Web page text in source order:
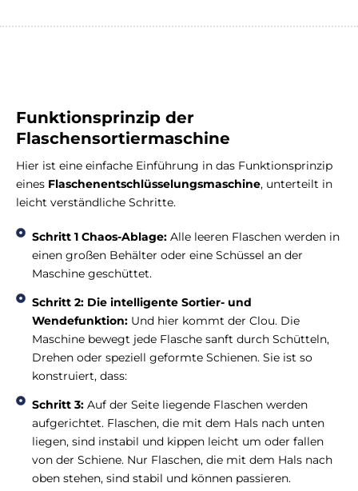
Funktionsprinzip der
Flaschensortiermaschine
Hier ist eine einfache Einführung in das Funktionsprinzip
eines Flaschenentschlüsselungsmaschine, unterteilt in
leicht verständliche Schritte.
Schritt 1 Chaos-Ablage: Alle leeren Flaschen werden in
einen großen Behälter oder eine Schüssel an der
Maschine geschüttet.
Schritt 2: Die intelligente Sortier- und
Wendefunktion: Und hier kommt der Clou. Die
Maschine bewegt jede Flasche sanft durch Schütteln,
Drehen oder speziell geformte Schienen. Sie ist so
konstruiert, dass:
Schritt 3: Auf der Seite liegende Flaschen werden
aufgerichtet. Flaschen, die mit dem Hals nach unten
liegen, sind instabil und kippen leicht um oder fallen
von der Schiene. Nur Flaschen, die mit dem Hals nach
oben stehen, sind stabil und können passieren.